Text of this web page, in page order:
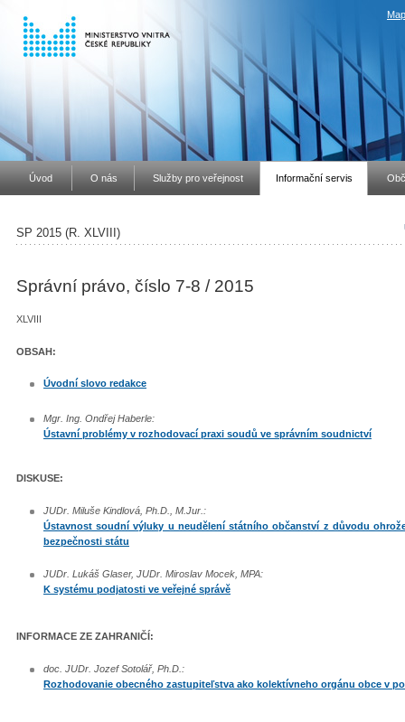
Úvod O nás Služby pro veřejnost Informační servis
SP 2015 (R. XLVIII)
Správní právo, číslo 7-8 / 2015
XLVIII
OBSAH:
Úvodní slovo redakce
Mgr. Ing. Ondřej Haberle:
Ústavní problémy v rozhodovací praxi soudů ve správním soudnictví
DISKUSE:
JUDr. Miluše Kindlová, Ph.D., M.Jur.:
Ústavnost soudní výluky u neudělení státního občanství z důvodu
bezpečnosti státu
JUDr. Lukáš Glaser, JUDr. Miroslav Mocek, MPA:
K systému podjatosti ve veřejné správě
INFORMACE ZE ZAHRANIČÍ:
doc. JUDr. Jozef Sotolář, Ph.D.:
Rozhodovanie obecného zastupiteľstva ako kolektívneho orgánu obce v